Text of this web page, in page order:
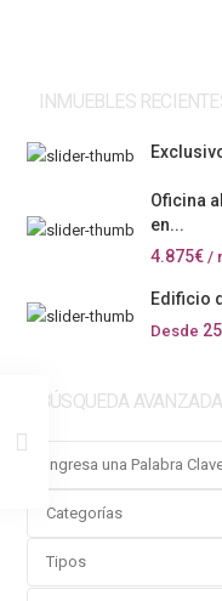
INMUEBLES
Oficina
en...
4.875€ /
Edificio
Desde
BÚSQUEDA AVANZADA
Categorías
Tipos